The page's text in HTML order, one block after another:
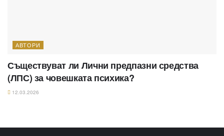
АВТОРИ
Съществуват ли Лични предпазни средства
(ЛПС) за човешката психика?
12.03.2026